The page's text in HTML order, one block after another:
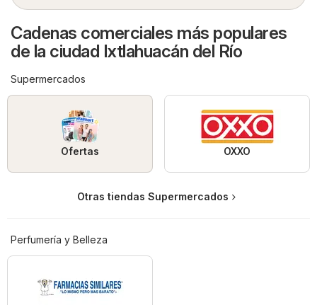
Cadenas comerciales más populares
de la ciudad Ixtlahuacán del Río
Supermercados
Ofertas OXXO
Otras tiendas Supermercados
Perfumería y Belleza